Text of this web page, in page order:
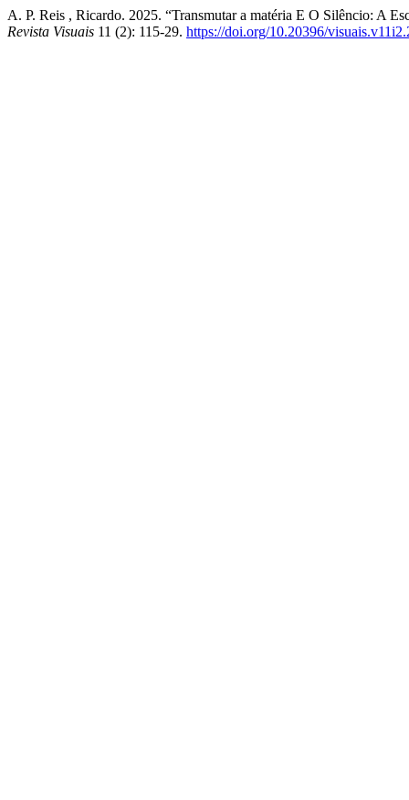
A. P. Reis , Ricardo. 2025. “Transmutar a matéria E O Silêncio: A
Revista Visuais 11 (2): 115-29. https://doi.org/10.20396/